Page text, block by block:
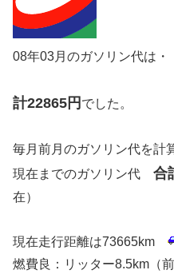
08年03月のガソリン代は・
計22865円 でした。
毎月前月のガソリン代を計
現在までのガソリン代 合
在）
現在走行距離は73665km
燃費良：リッター8.5km（前